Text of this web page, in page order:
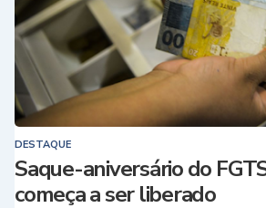
DESTAQUE
Saque-aniversário do
começa a ser liberado